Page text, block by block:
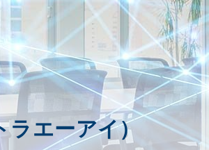
プラ
）
）
）
ィプ
）
Consul（コンサル）
Nomad（ノマド）
Falcon Surface
Falcon Next-Gen SIEM
Falcon Identity Threat
Protection（Falcon ITP
Falcon Shield
侵害調査サービス「
IBM
エーアイ）